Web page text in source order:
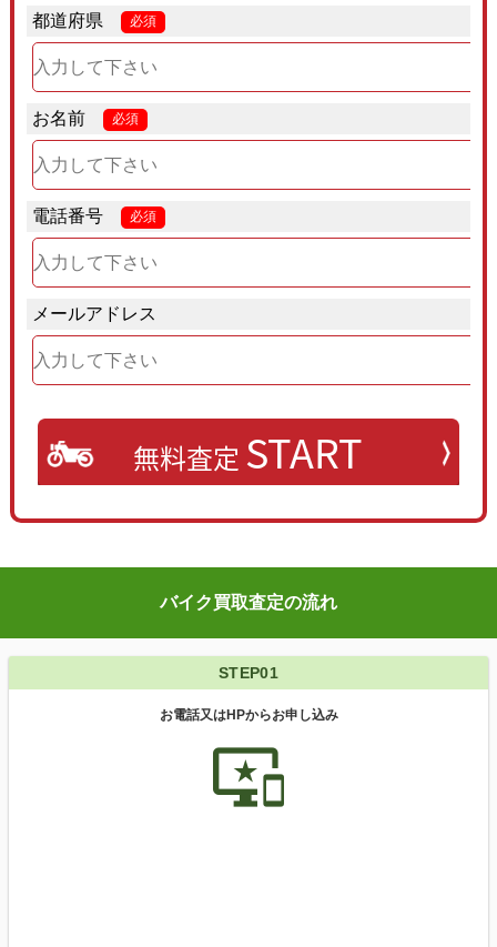
都道府県 必須
お名前 必須
電話番号 必須
メールアドレス
無料査定 START
バイク買取査定の流れ
STEP01
お電話又はHPからお申し込み
important_devices